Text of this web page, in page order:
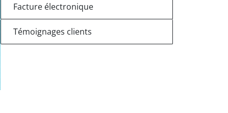
Facture électronique
Témoignages clients